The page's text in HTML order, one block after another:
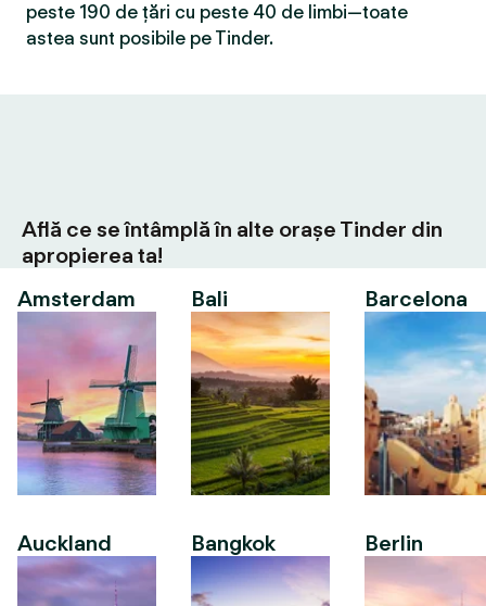
peste 190 de țări cu peste 40 de limbi—toate
astea sunt posibile pe Tinder.
Află ce se întâmplă în alte orașe Tinder din
apropierea ta!
Amsterdam
Auckland
Bali
Bangkok
Barcelona
Berlin